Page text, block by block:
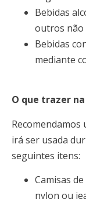
Bebidas
outros não
Bebidas
mediante
O que trazer
Recomendamos
irá ser usada
seguintes itens:
Camisas
nylon ou